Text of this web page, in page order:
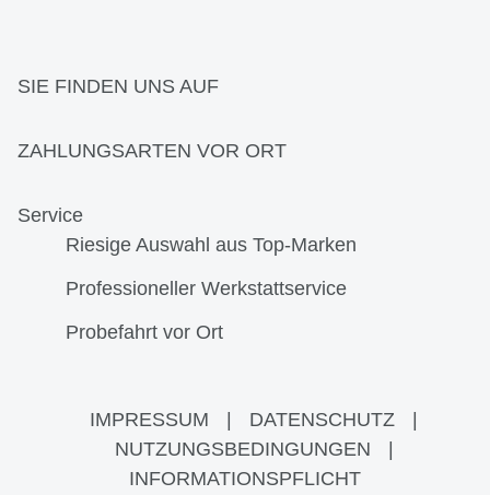
SIE FINDEN UNS AUF
ZAHLUNGSARTEN VOR ORT
Service
Riesige Auswahl aus Top-Marken
Professioneller Werkstattservice
Probefahrt vor Ort
IMPRESSUM DATENSCHUTZ
NUTZUNGSBEDINGUNGEN
INFORMATIONSPFLICHT